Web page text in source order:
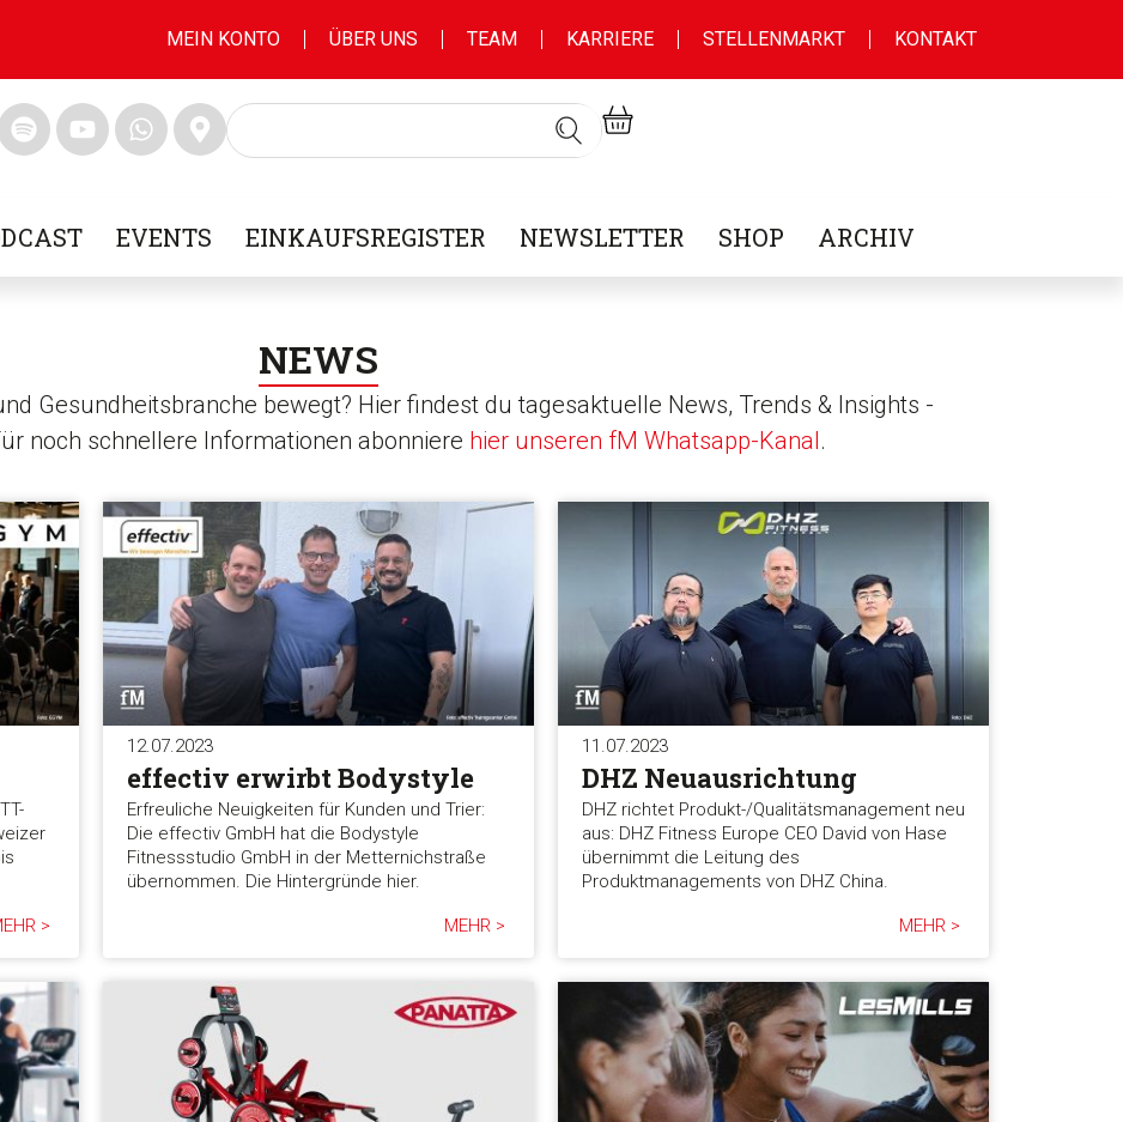
MEIN KONTO ÜBER UNS TEAM KARRIERE STELLENMARKT KONTAKT
EVENTS EINKAUFSREGISTER NEWSLETTER SHOP ARCHIV
NEWS
Gesundheitsbranche bewegt? Hier findest du tagesaktuelle News, Trends & Insights -
noch schnellere Informationen abonniere hier unseren fM Whatsapp-Kanal.
>
12.07.2023
effectiv erwirbt Bodystyle
Erfreuliche Neuigkeiten für Kunden und Trier:
Die effectiv GmbH hat die Bodystyle
Fitnessstudio GmbH in der Metternichstraße
übernommen. Die Hintergründe hier.
MEHR >
11.07.2023
DHZ Neuausrichtung
DHZ richtet Produkt-/Qualitätsmanagement neu
aus: DHZ Fitness Europe CEO David von Hase
übernimmt die Leitung des
Produktmanagements von DHZ China.
MEHR >